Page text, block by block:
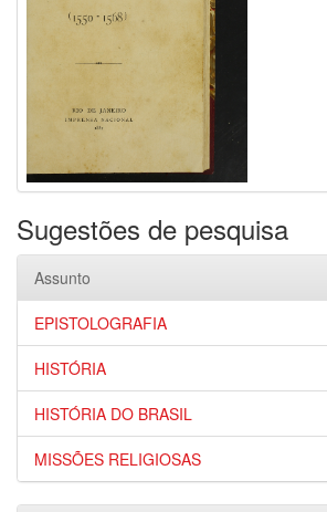
Sugestões de pesquisa
Assunto
EPISTOLOGRAFIA
HISTÓRIA
HISTÓRIA DO BRASIL
MISSÕES RELIGIOSAS